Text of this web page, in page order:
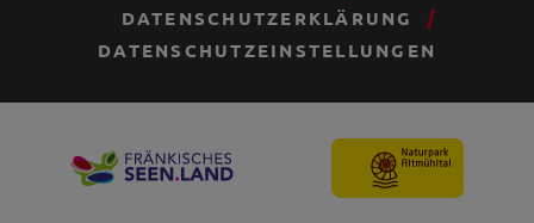
DATENSCHUTZERKLÄRUNG
DATENSCHUTZEINSTELLUNGEN